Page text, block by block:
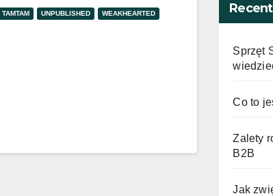
TAMTAM UNPUBLISHED WEAKHEARTED
Sprzęt
Co to
Zalety
B2B
Jak